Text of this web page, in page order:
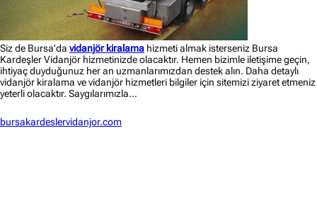
Siz de Bursa’da vidanjör kiralama hizmeti almak isterseniz Bursa
Kardeşler Vidanjör hizmetinizde olacaktır. Hemen bizimle iletişime geçin,
ihtiyaç duyduğunuz her an uzmanlarımızdan destek alın. Daha detaylı
vidanjör kiralama ve vidanjör hizmetleri bilgiler için sitemizi ziyaret etmeniz
yeterli olacaktır. Saygılarımızla…
bursakardeslervidanjor.com